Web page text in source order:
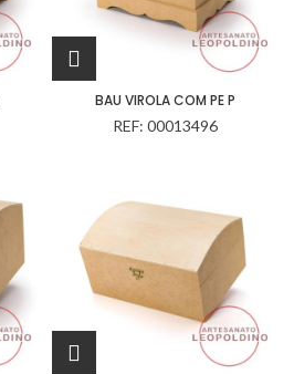
BAU VIROLA COM PE P
REF: 00013496